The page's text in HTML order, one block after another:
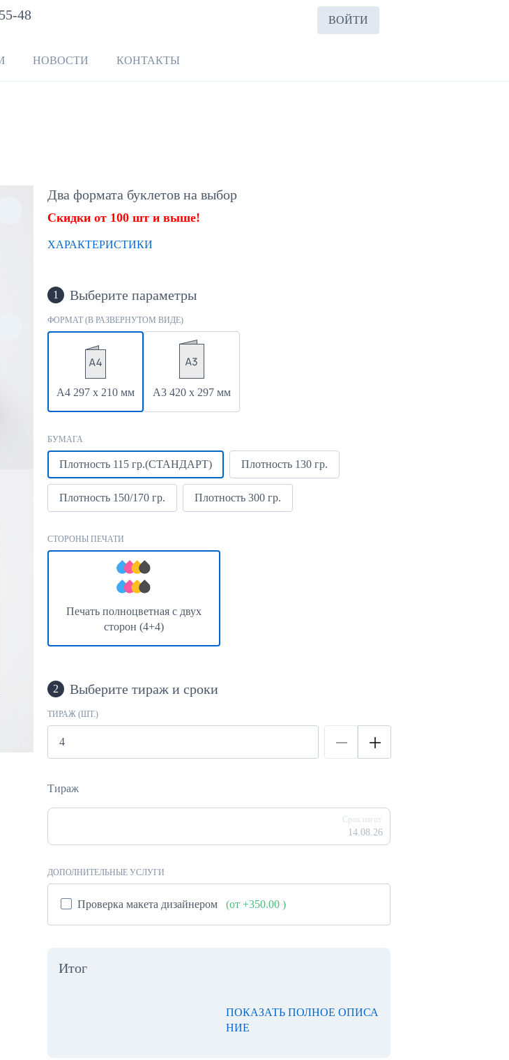
48 ВОЙТИ
НОВОСТИ КОНТАКТЫ
Два формата буклетов на выбор
Скидки от 100 шт и выше!
ХАРАКТЕРИСТИКИ
1 Выберите параметры
ФОРМАТ (В РАЗВЕРНУТОМ ВИДЕ)
А4 297 х 210 мм А3 420 х 297 мм
БУМАГА
Плотность 115 гр.(СТАНДАРТ) Плотность 130 гр.
Плотность 150/170 гр. Плотность 300 гр.
СТОРОНЫ ПЕЧАТИ
Печать полноцветная с двух
сторон (4+4)
2 Выберите тираж и сроки
ТИРАЖ (ШТ.)
Тираж
Срок изгот.
14.08.26
ДОПОЛНИТЕЛЬНЫЕ УСЛУГИ
Проверка макета дизайнером (от +350.00 )
Итог
ПОКАЗАТЬ ПОЛНОЕ ОПИСА
НИЕ